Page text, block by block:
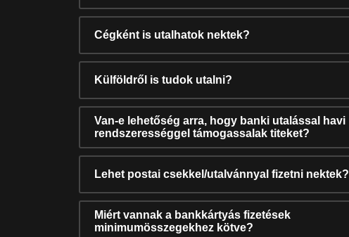
Cégként is utalhatok nektek?
Külföldről is tudok utalni?
Van-e lehetőség arra, hogy banki utalással havi
rendszerességgel támogassalak titeket?
Lehet postai csekkel/utalvánnyal fizetni nektek?
Miért vannak a bankkártyás fizetések
minimumösszegekhez kötve?